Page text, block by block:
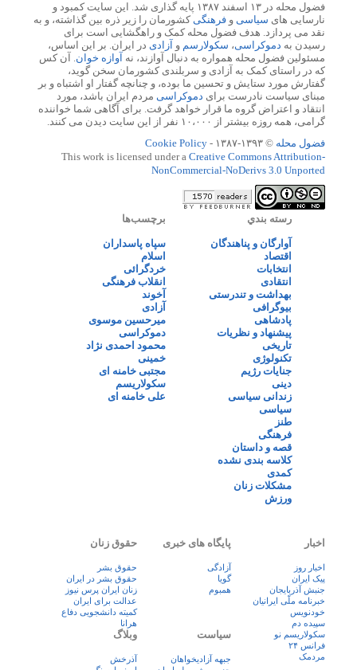
فضول محله در ۱۳ اسفند ۱۳۸۷ پایه گذاری شد. این سایت کمبود و
نارسایی های سیاسی و فرهنگیکشورمان را زیر ذره بین گذاشته، و به
نقد می پردازد. هدف فضول محله کمک و راهگشایی است برای
رسیدن به دموکراسی، سکولارسم و آزادی در ایران. بر این اساس،
مسئولین فضول محله همواره به دنبال آوازند، نه آوازه خوان. آن کس
که در راستای کمک به آزادی و سربلندی کشورمان سخن گوید،
گفتارش مورد ستایش و تحسین ما بوده، و چنانچه گفتار او اشتباه و بر
مبنای سیاست نادرست برای دموکراسی مردم ایران باشد، مورد
انتقاد و اعتراض گروه ما قرار خواهد گرفت. برای آگاهی شما خواننده
گرامی، همه روزه بیشتر از ۱۰،۰۰۰ نفر از این سایت دیدن می کنند.
فضول محله © ۱۳۹۳-۱۳۸۷ -
Cookie Policy
This work is licensed under a Creative Commons Attribution-
NonCommercial-NoDerivs 3.0 Unported
رسته بندي
آوارگان و پناهندگان
اقتصاد
انتخابات
انتقادی
بهداشت و تندرستی
بیوگرافی
پادشاهی
پیشنهاد و نظریات
تاریخی
تکنولوژی
جنایات رژیم
دینی
زندانی سیاسی
سیاسی
طنز
فرهنگی
قصه و داستان
کلاسه بندی نشده
کمدی
مشکلات زنان
ورزش
برچسب‌ها
سپاه پاسداران
اسلام
خردگرائی
انقلاب فرهنگی
آخوند
آزادی
میرحسین موسوی
دموکراسی
محمود احمدی نژاد
خمینی
مجتبی خامنه ای
سکولاریسم
علی خامنه ای
اخبار
اخبار روز
پيک ايران
جنبش آذربایجان
خبرنامه ملّی ایرانیان
خودنویس
سپیده دم
سکولاریسم نو
فرانس ۲۴
مردمک
پایگاه های خبری
آزادگی
گویا
همبوم
حقوق زنان
حقوق بشر
حقوق بشر در ایران
زنان ايران پرس نيوز
عدالت برای ایران
کمیته دانشجویی دفاع
هرانا
سیاست
جبهه آزادیخواهان
وبلاگ
آذرخش